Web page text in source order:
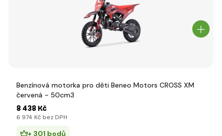
Benzínová motorka pro děti Beneo Motors CROSS XM
červená - 50cm3
8 438 Kč
6 974 Kč bez DPH
+ 301 bodů